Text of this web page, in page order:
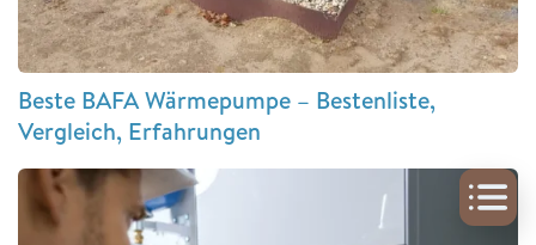
Beste BAFA Wärmepumpe – Bestenliste,
Vergleich, Erfahrungen